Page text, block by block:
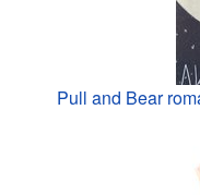
Pull and Bear